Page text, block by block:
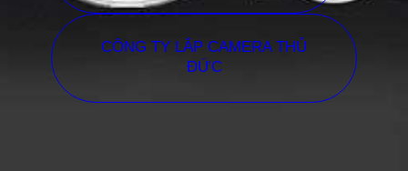
CÔNG TY LẮP CAMERA THỦ
ĐỨC